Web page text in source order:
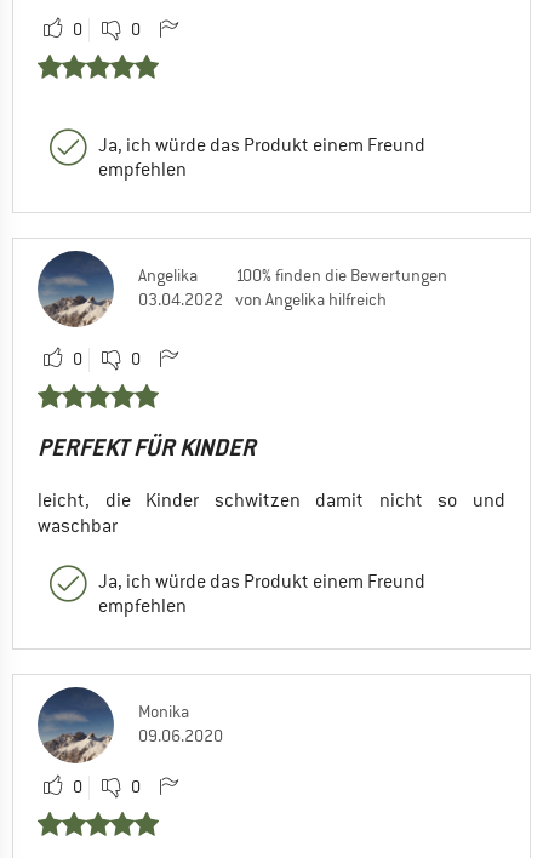
0 0
Ja, ich würde das Produkt einem Freund
empfehlen
Angelika
03.04.2022
100% finden die Bewertungen
von Angelika hilfreich
0 0
PERFEKT FÜR KINDER
leicht, die Kinder schwitzen damit nicht so und
waschbar
Ja, ich würde das Produkt einem Freund
empfehlen
Monika
09.06.2020
0 0